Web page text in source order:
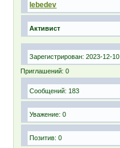
lebedev
Активист
Зарегистрирован: 2023-12-10
Приглашений: 0
Сообщений: 183
Уважение: 0
Позитив: 0